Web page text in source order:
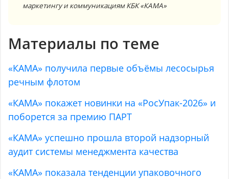
маркетингу и коммуникациям КБК «КАМА»
Материалы по теме
«КАМА» получила первые объёмы лесосырья
речным флотом
«КАМА» покажет новинки на «РосУпак-2026» и
поборется за премию ПАРТ
«КАМА» успешно прошла второй надзорный
аудит системы менеджмента качества
«КАМА» показала тенденции упаковочного